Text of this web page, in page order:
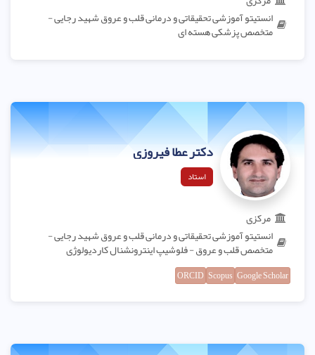
انستیتو آموزشی تحقیقاتی و درمانی قلب و عروق شهید رجایی -
متخصص پزشکی هسته ای
دکتر عطا فیروزی
استاد
مرکزی
انستیتو آموزشی تحقیقاتی و درمانی قلب و عروق شهید رجایی -
متخصص قلب و عروق - فلوشیپ اینترونشنال کاردیولوژی
Google Scholar
Scopus
ORCID